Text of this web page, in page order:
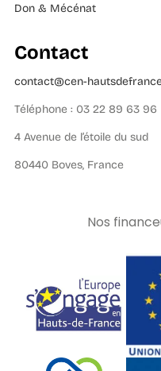
Don & Mécénat
Contact
contact@cen-
Téléphone : 03 22 89 63 96
4 Avenue de l’étoile du sud
80440 Boves, France
Nos